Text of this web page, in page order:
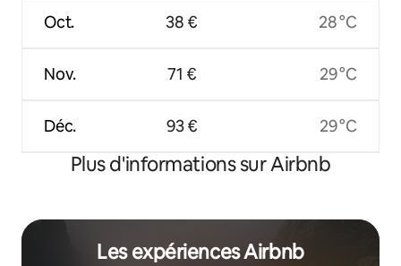
Oct.
Nov.
Déc.
38 €
71 €
93 €
28 °C
29 °C
29 °C
Plus d'informations sur Airbnb
Les expériences Airbnb